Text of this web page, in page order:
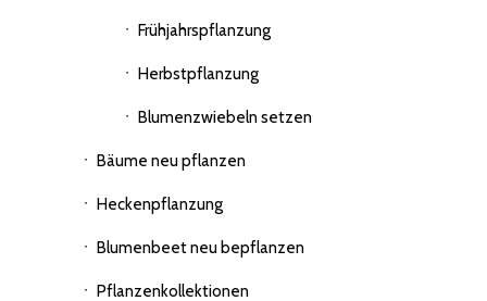
Frühjahrspflanzung
Herbstpflanzung
Blumenzwiebeln setzen
Bäume neu pflanzen
Heckenpflanzung
Blumenbeet neu bepflanzen
Pflanzenkollektionen